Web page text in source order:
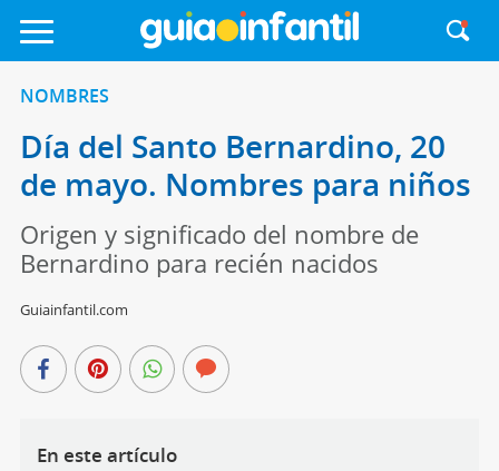
NOMBRES
Día del Santo Bernardino, 20
de mayo. Nombres para niños
Origen y significado del nombre de
Bernardino para recién nacidos
Guiainfantil.com
En este artículo